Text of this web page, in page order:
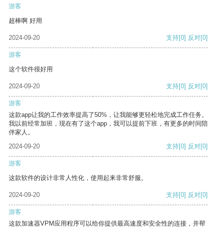
游客
超棒啊 好用
2024-09-20 支持[0] 反对[0]
游客
这个软件很好用
2024-09-20 支持[0] 反对[0]
游客
这款app让我的工作效率提高了50%，让我能够更轻松地完成工作任务。
我以前经常加班，现在有了这个app，我可以提前下班，有更多的时间陪
伴家人。
2024-09-20
支持[0] 反对[0]
游客
这款软件的设计非常人性化，使用起来非常舒服。
2024-09-20 支持[0] 反对[0]
游客
这款加速器VPM应用程序可以给你提供最高速度和安全性的连接，并帮